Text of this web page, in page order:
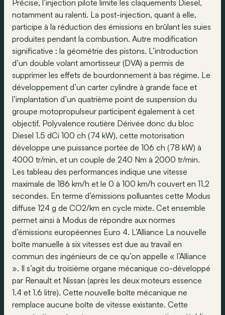
Précise, l’injection pilote limite les claquements Diesel,
notamment au ralenti. La post-injection, quant à elle,
participe à la réduction des émissions en brûlant les suies
produites pendant la combustion. Autre modification
significative : la géométrie des pistons. L’introduction
d’un double volant amortisseur (DVA) a permis de
supprimer les effets de bourdonnement à bas régime. Le
développement d’un carter cylindre à grande face et
l’implantation d’un quatrième point de suspension du
groupe motopropulseur participent également à cet
objectif. Polyvalence routière Dérivée donc du bloc
Diesel 1.5 dCi 100 ch (74 kW), cette motorisation
développe une puissance portée de 106 ch (78 kW) à
4000 tr/min, et un couple de 240 Nm à 2000 tr/min.
Les tableau des performances indique une vitesse
maximale de 186 km/h et le 0 à 100 km/h couvert en 11,2
secondes. En terme d’émissions polluantes cette Modus
diffuse 124 g de CO2/km en cycle mixte. Cet ensemble
permet ainsi à Modus de répondre aux normes
d’émissions européennes Euro 4. L’Alliance La nouvelle
boîte manuelle à six vitesses est due au travail en
commun des ingénieurs de ce qu’on appelle « l’Alliance
». Il s’agit du troisième organe mécanique co-développé
par Renault et Nissan (après les deux moteurs essence
1.4 et 1.6 litre). Cette nouvelle boîte mécanique ne
remplace aucune boîte de vitesse existante. Cette